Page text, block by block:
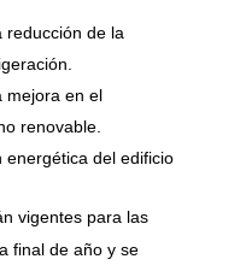
reducción de la
mejora en el
renovable.
energética del edificio
vigentes para las
final de año y se